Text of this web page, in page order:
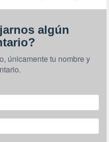
algún
únicamente tu nombre y